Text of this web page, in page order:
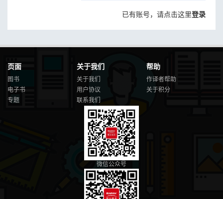
已有账号，请点击这里登录
页面
图书
电子书
专题
关于我们
关于我们
用户协议
联系我们
帮助
作译者帮助
关于积分
微信公众号